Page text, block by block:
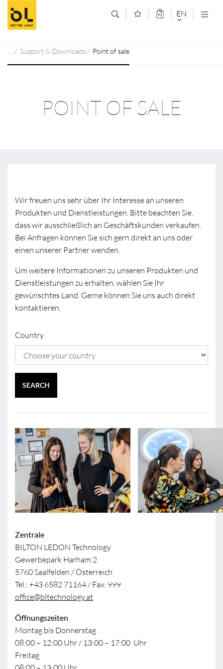
Jump to main content (Alt+0)
Jump to main menu (Alt+1) EN
Support & Downloads Point of sale
POINT OF SALE
Wir freuen uns sehr über Ihr Interesse an unseren
Produkten und Dienstleistungen. Bitte beachten Sie,
dass wir ausschließlich an Geschäftskunden verkaufen.
Bei Anfragen können Sie sich gern direkt an uns oder
einen unserer Partner wenden.
Um weitere Informationen zu unseren Produkten und
Dienstleistungen zu erhalten, wählen Sie Ihr
gewünschtes Land. Gerne können Sie uns auch direkt
kontaktieren.
Country
SEARCH
Zentrale
BILTON LEDON Technology
Gewerbepark Harham 2
5760 Saalfelden / Österreich
Tel.: +43 6582 71164 / Fax: 999
office@bltechnology.at
Öffnungszeiten
Montag bis Donnerstag
08:00 – 12:00 Uhr / 13:00 – 17:00 Uhr
Freitag